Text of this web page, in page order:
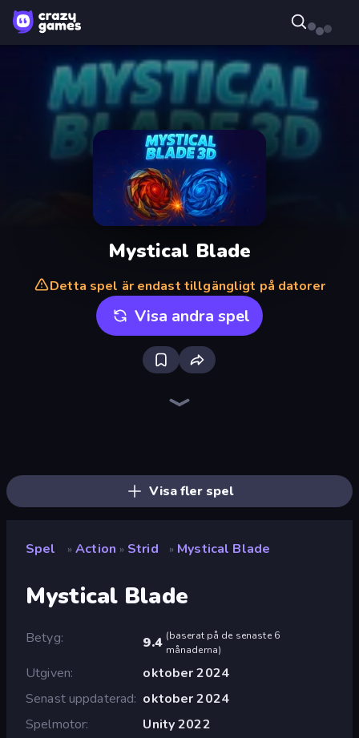
Mystical Blade
Detta spel är endast tillgängligt på datorer
Visa andra spel
Visa fler spel
Spel » Action » Strid » Mystical Blade
Mystical Blade
Betyg 9.4 (baserat på de senaste 6
månaderna)
Utgiven
oktober 2024
Senast uppdaterad oktober 2024
Spelmotor
Unity 2022